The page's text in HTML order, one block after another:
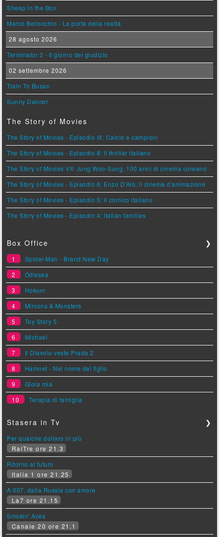
Sheep in the Box
Marco Bellocchio - La porta della realtà
28 agosto 2026
Terminator 2 - Il giorno del giudizio
02 settembre 2026
Train To Busan
Sunny Dancer
The Story of Movies
The Story of Movies - Episodio IX: Calcio e campioni
The Story of Movies - Episodio 8: Il thriller italiano
The Story of Movies VII: Jung Woo-Sung, 100 anni di cinema coreano
The Story of Movies - Episodio 6: Enzo D'Alò, il cinema d'animazione
The Story of Movies - Episodio 5: Il comico italiano
The Story of Movies - Episodio 4: Italian families
Box Office ❯
1
Spider-Man - Brand New Day
2
Odissea
3
Hokum
4
Minions & Monsters
5
Toy Story 5
6
Michael
7
Il Diavolo veste Prada 2
8
Hamnet - Nel nome del figlio
9
Gioia mia
10
Terapia di famiglia
Stasera in Tv ❯
Per qualche dollaro in più
RaiTre ore 21.3
Ritorno al futuro
Italia 1 ore 21.25
A 007, dalla Russia con amore
La7 ore 21.15
Smokin' Aces
Canale 20 ore 21.1